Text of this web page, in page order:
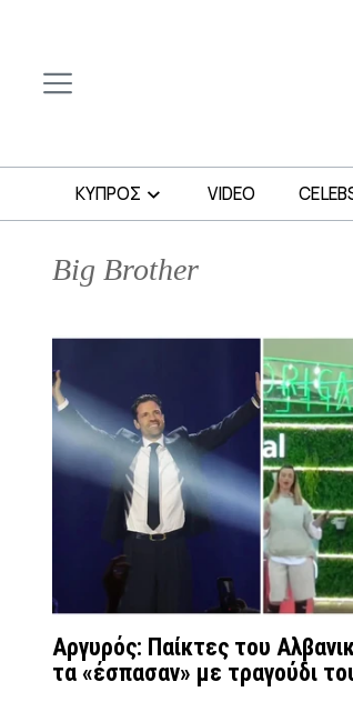
ΚΥΠΡΟΣ VIDEO
Big Brother
Αργυρός: Παίκτες του
τα «έσπασαν» με τραγούδι